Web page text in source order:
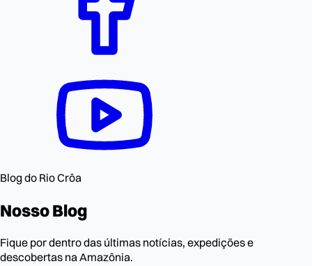
Blog do Rio Crôa
NossoBlog
Fique por dentro das últimas notícias, expedições e
descobertas na Amazônia.